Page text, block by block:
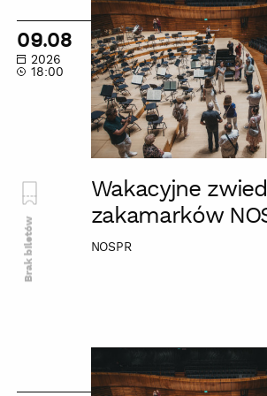
zwiedzanie
zakamarków
NOSPR
09.08
2026
18:00
Wakacyjne
zakamarków
NOSPR
Brak biletów
zwiedzanie